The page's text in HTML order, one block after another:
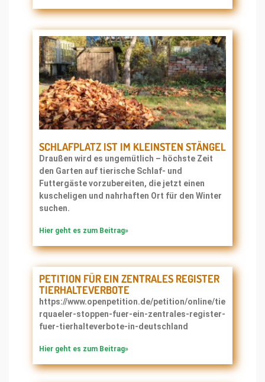
SCHLAFPLATZ IST IM KLEINSTEN STÄNGEL
Draußen wird es ungemütlich – höchste Zeit
den Garten auf tierische Schlaf- und
Futtergäste vorzubereiten, die jetzt einen
kuscheligen und nahrhaften Ort für den Winter
suchen.
Hier geht es zum Beitrag»
PETITION FÜR EIN ZENTRALES REGISTER
TIERHALTEVERBOTE
https://www.openpetition.de/petition/online/tie
rquaeler-stoppen-fuer-ein-zentrales-register-
fuer-tierhalteverbote-in-deutschland
Hier geht es zum Beitrag»